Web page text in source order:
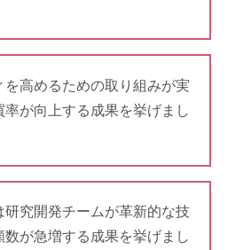
を高めるための取り組みが実
が向上する成果を挙げまし
研究開発チームが革新的な技
が急増する成果を挙げまし